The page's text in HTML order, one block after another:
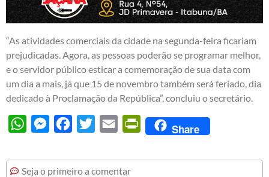
“As atividades comerciais da cidade na segunda-feira ficariam
prejudicadas. Agora, as pessoas poderão se programar melhor,
e o servidor público esticar a comemoração de sua data com
um dia a mais, já que 15 de novembro também será feriado, dia
dedicado à Proclamação da República”, concluiu o secretário.
WhatsAppMessengerFacebook
Twitter Email PrintFriendly
Share
Seja o primeiro a comentar